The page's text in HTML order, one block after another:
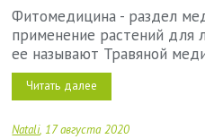
Фитомедицина - раздел
применение растений для
ее называют Травяной
Читать далее
Natali 17 августа 2020